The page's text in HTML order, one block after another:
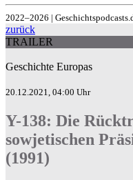
2022–2026 |
zurück
TRAILER
Geschichte Europas
20.12.2021, 04:00 Uhr
Y-138: Die
sowjetischen
(1991)